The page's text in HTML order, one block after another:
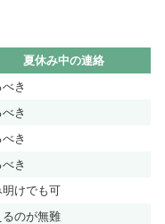
夏休み中の連絡
き
き
き
き
明けでも可
るのが無難